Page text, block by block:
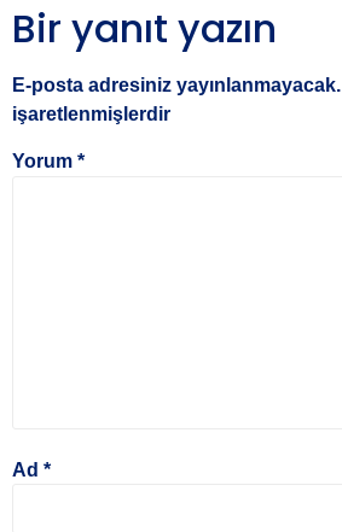
Bir yanıt yazın
E-posta adresiniz yayınlanmayacak.
işaretlenmişlerdir
Yorum *
Ad *